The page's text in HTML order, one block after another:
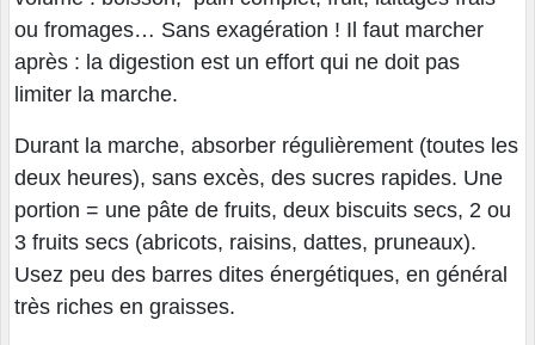
ou fromages… Sans exagération ! Il faut marcher
après : la digestion est un effort qui ne doit pas
limiter la marche.
Durant la marche, absorber régulièrement (toutes les
deux heures), sans excès, des sucres rapides. Une
portion = une pâte de fruits, deux biscuits secs, 2 ou
3 fruits secs (abricots, raisins, dattes, pruneaux).
Usez peu des barres dites énergétiques, en général
très riches en graisses.